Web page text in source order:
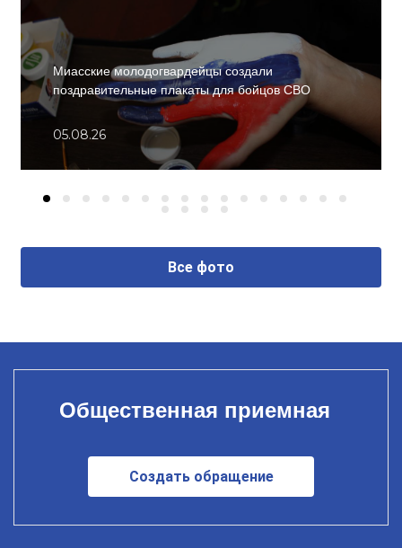
Миасские молодогвардейцы создали
поздравительные плакаты для бойцов СВО
05.08.26
Все фото
Общественная приемная
Создать обращение